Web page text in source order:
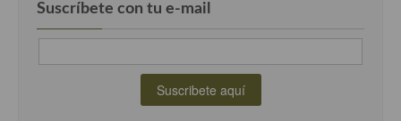
Suscríbete con tu e-mail